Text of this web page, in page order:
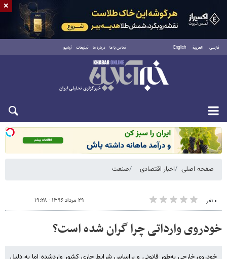
فارسی العربية English تماس با ما درباره ما تبلیغات آرشیو
شنبه ۱۷ مرداد ۱۴۰۵
صفحه اصلی اخبار اقتصادی صنعت
۰ نفر ۲۹ مرداد ۱۳۹۶ - ۱۹:۲۸
خودروی وارداتی چرا گران شده است؟
×